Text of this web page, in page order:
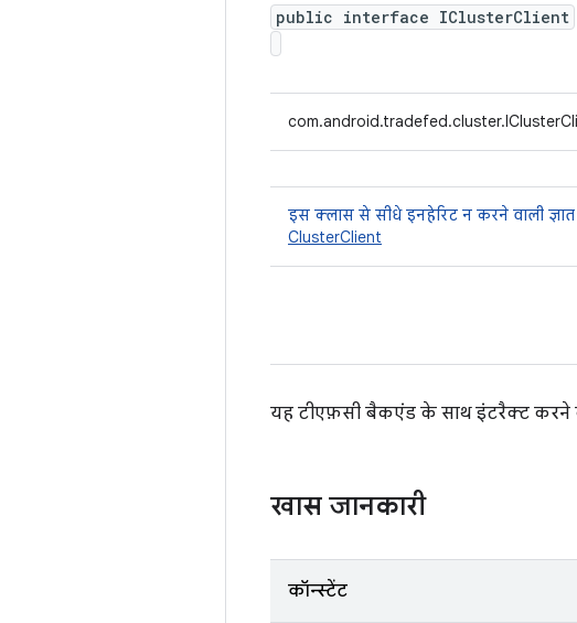
public interface IClusterClient
इस क्लास से सीधे इनहेरिट न करने वाली
ClusterClient
यह टीएफ़सी बैकएंड के साथ इंटरैक्ट
खास जानकारी
कॉन्स्टेंट